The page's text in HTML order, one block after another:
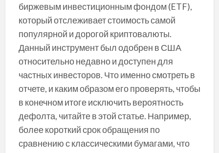
биржевым инвестиционным фондом (ETF),
который отслеживает стоимость самой
популярной и дорогой криптовалюты.
Данный инструмент был одобрен в США
относительно недавно и доступен для
частных инвесторов. Что именно смотреть в
отчете, и каким образом его проверять, чтобы
в конечном итоге исключить вероятность
дефолта, читайте в этой статье. Например,
более короткий срок обращения по
сравнению с классическими бумагами, что